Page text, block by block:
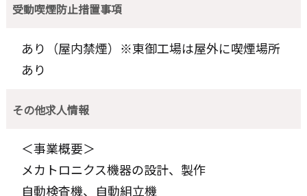
受動喫煙防止措置事項
あり（屋内禁煙）※東御工場は屋外に喫煙場所
あり
その他求人情報
＜事業概要＞
メカトロニクス機器の設計、製作
自動検査機、自動組立機